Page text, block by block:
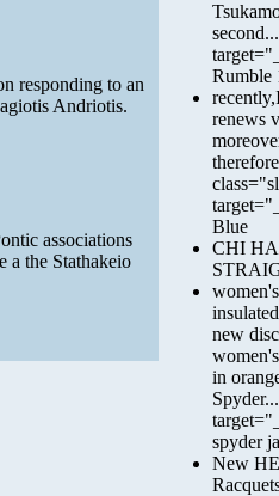
responding to an
Andriotis.
associations
a the Stathakeio
Rumble
renews
Blue
CHI
new
in
spyder
New